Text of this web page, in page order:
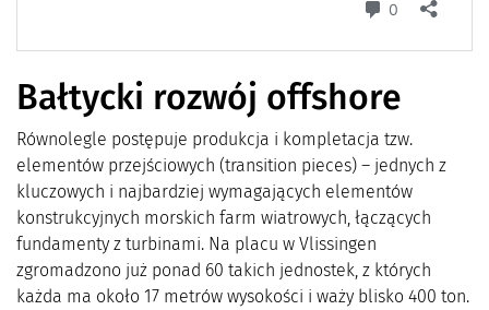
Bałtycki rozwój offshore
Równolegle postępuje produkcja i kompletacja tzw.
elementów przejściowych (transition pieces) – jednych z
kluczowych i najbardziej wymagających elementów
konstrukcyjnych morskich farm wiatrowych, łączących
fundamenty z turbinami. Na placu w Vlissingen
zgromadzono już ponad 60 takich jednostek, z których
każda ma około 17 metrów wysokości i waży blisko 400 ton.